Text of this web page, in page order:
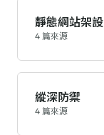
靜態網站架設
4 篇來源
縱深防禦
4 篇來源